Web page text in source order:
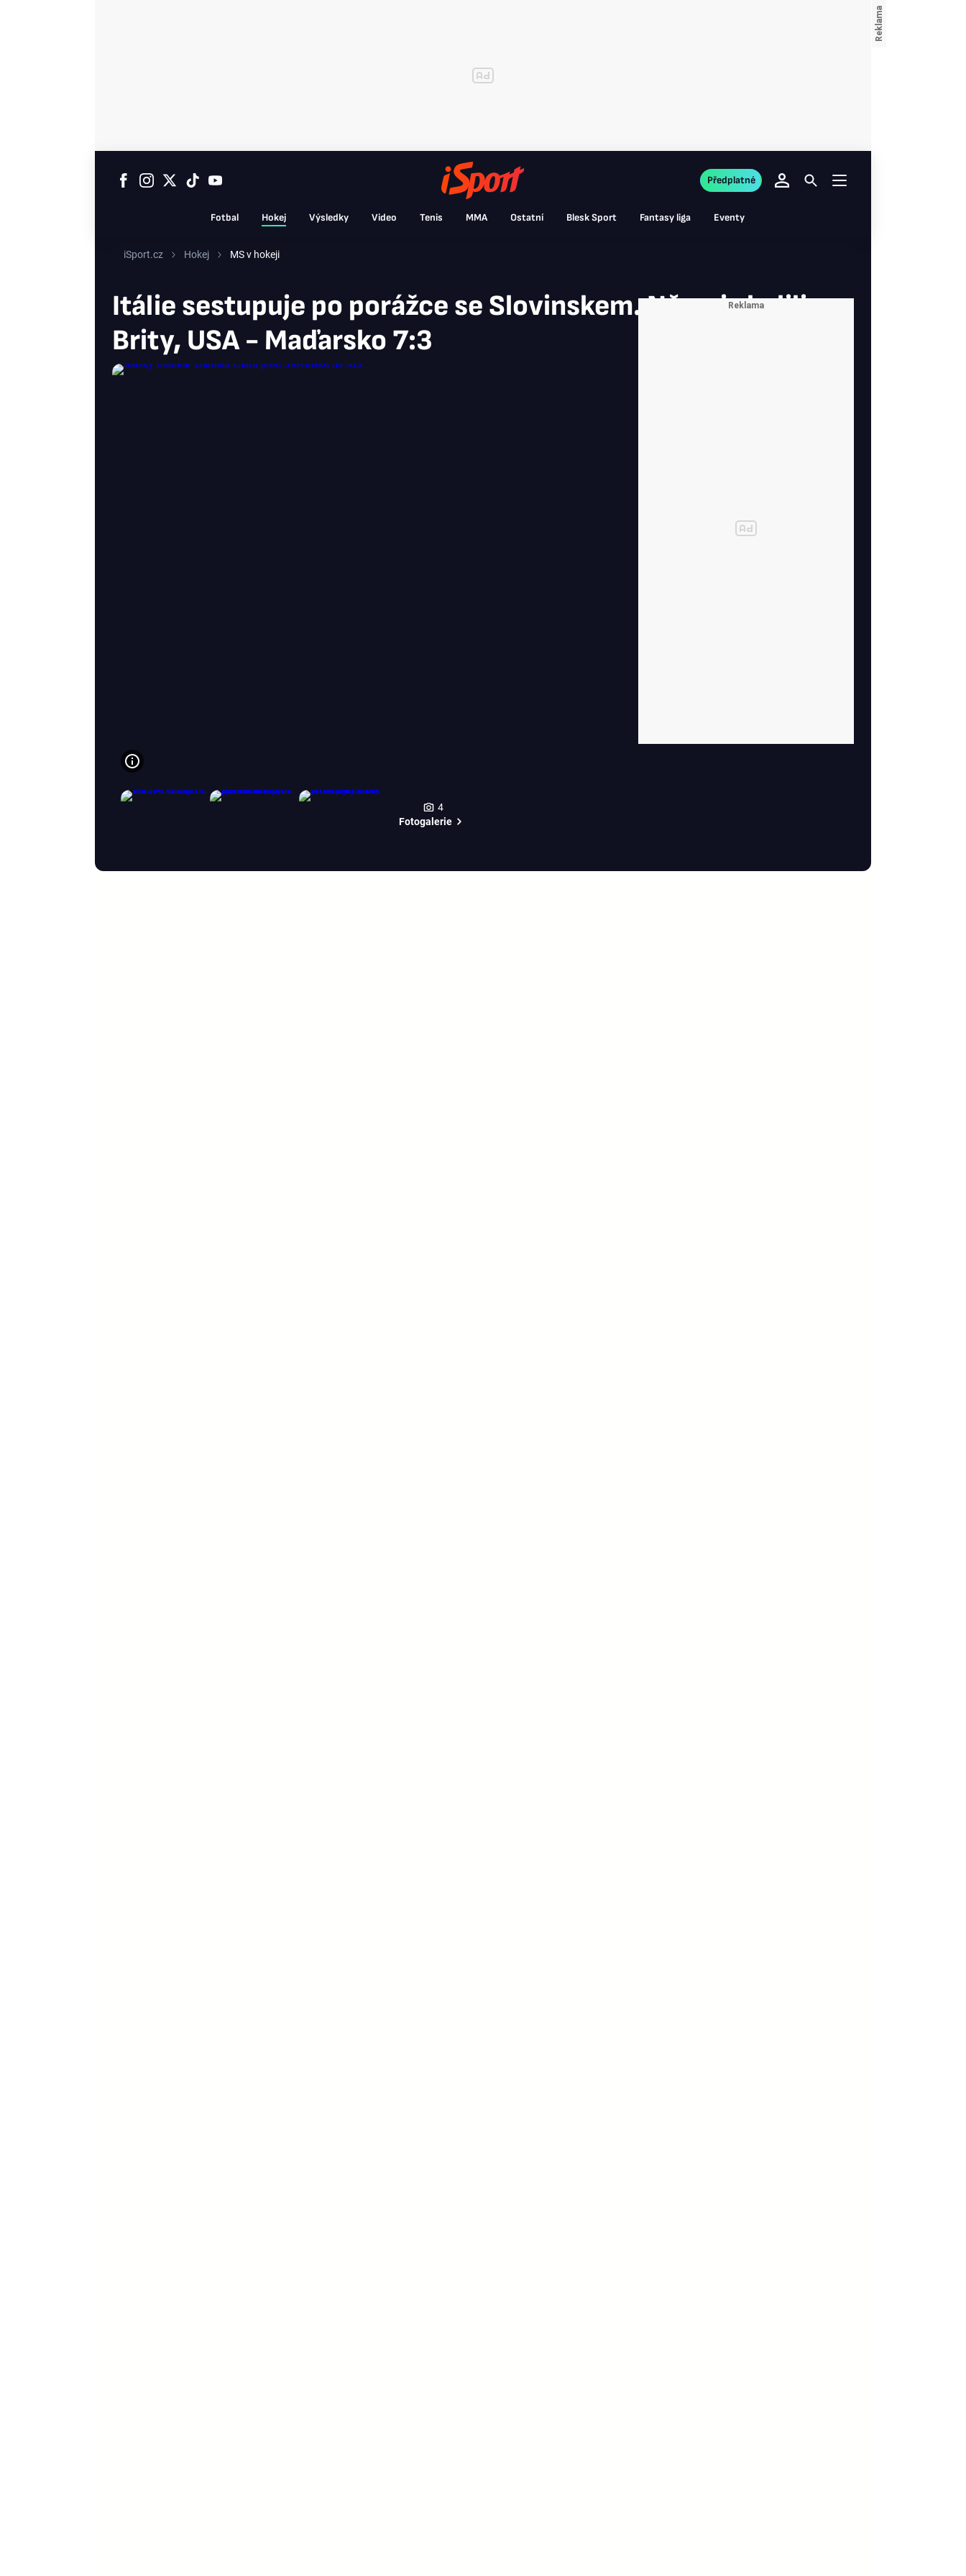
Fotbal Hokej Výsledky Video Tenis MMA Ostatní Blesk Sport Fantasy liga Eventy
Předplatné
iSport.cz Hokej MS v hokeji
Itálie sestupuje po porážce se Slovinskem. Němci skolili
Brity, USA - Maďarsko 7:3
4
Fotogalerie